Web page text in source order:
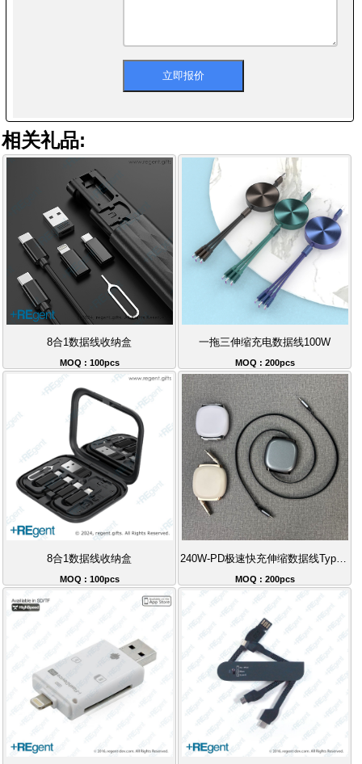
相关礼品:
8合1数据线收纳盒
MOQ : 100pcs
一拖三伸缩充电数据线100W
MOQ : 200pcs
8合1数据线收纳盒
MOQ : 100pcs
240W-PD极速快充伸缩数据线Type-C-100cm防缠绕收纳线
MOQ : 200pcs